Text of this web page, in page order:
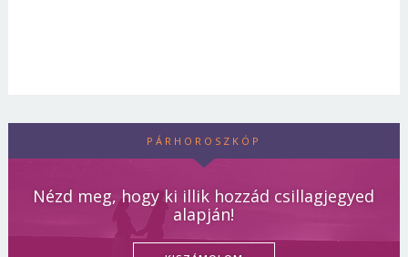
PÁRHOROSZKÓP
Nézd meg, hogy ki illik hozzád csillagjegyed
alapján!